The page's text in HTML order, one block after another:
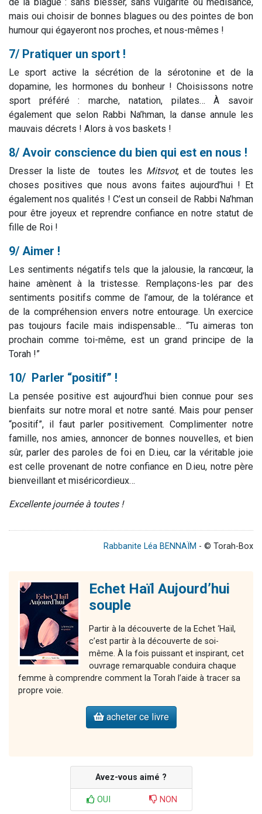
de la blague : sans blesser, sans vulgarité ou médisance,
mais oui choisir de bonnes blagues ou des pointes de bon
humour qui égayeront nos proches, et nous-mêmes !
7/ Pratiquer un sport !
Le sport active la sécrétion de la sérotonine et de la
dopamine, les hormones du bonheur ! Choisissons notre
sport préféré : marche, natation, pilates… À savoir
également que selon Rabbi Na’hman, la danse annule les
mauvais décrets ! Alors à vos baskets !
8/ Avoir conscience du bien qui est en nous !
Dresser la liste de toutes les Mitsvot, et de toutes les
choses positives que nous avons faites aujourd’hui ! Et
également nos qualités ! C’est un conseil de Rabbi Na’hman
pour être joyeux et reprendre confiance en notre statut de
fille de Roi !
9/ Aimer !
Les sentiments négatifs tels que la jalousie, la rancœur, la
haine amènent à la tristesse. Remplaçons-les par des
sentiments positifs comme de l’amour, de la tolérance et
de la compréhension envers notre entourage. Un exercice
pas toujours facile mais indispensable… “Tu aimeras ton
prochain comme toi-même, est un grand principe de la
Torah !”
10/ Parler “positif” !
La pensée positive est aujourd’hui bien connue pour ses
bienfaits sur notre moral et notre santé. Mais pour penser
“positif”, il faut parler positivement. Complimenter notre
famille, nos amies, annoncer de bonnes nouvelles, et bien
sûr, parler des paroles de foi en D.ieu, car la véritable joie
est celle provenant de notre confiance en D.ieu, notre père
bienveillant et miséricordieux…
Excellente journée à toutes !
Rabbanite Léa BENNAÏM - © Torah-Box
Echet Haïl Aujourd’hui
souple
Partir à la découverte de la Echet ‘Haïl,
c’est partir à la découverte de soi-
même. À la fois puissant et inspirant, cet
ouvrage remarquable conduira chaque
femme à comprendre comment la Torah l’aide à tracer sa
propre voie.
acheter ce livre
Avez-vous aimé ?
OUI NON